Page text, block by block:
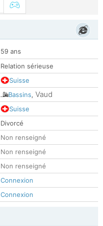
59 ans
Relation sérieuse
Suisse
Bassins, Vaud
Suisse
Divorcé
Non renseigné
Non renseigné
Non renseigné
Connexion
Connexion